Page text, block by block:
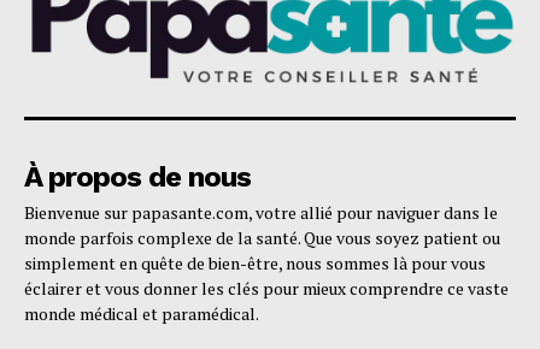
À propos de nous
Bienvenue sur papasante.com, votre allié pour naviguer dans le
monde parfois complexe de la santé. Que vous soyez patient ou
simplement en quête de bien-être, nous sommes là pour vous
éclairer et vous donner les clés pour mieux comprendre ce vaste
monde médical et paramédical.